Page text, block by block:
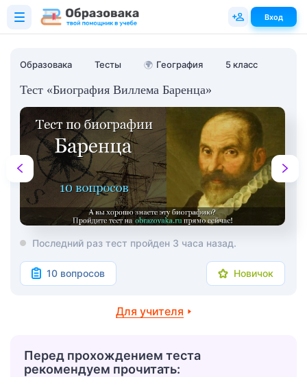
Образовака Тесты 🌍 География 5 класс
Тест «Биография Виллема Баренца»
Последний раз тест пройден 3 часа назад.
10 вопросов Новичок
Для учителя
Перед прохождением теста
рекомендуем прочитать:
Вход